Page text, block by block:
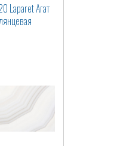
Laparet Агат